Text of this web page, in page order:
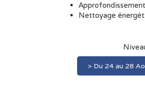
Nettoyage
> Du 24 au 28